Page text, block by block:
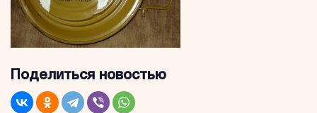
Поделиться новостью